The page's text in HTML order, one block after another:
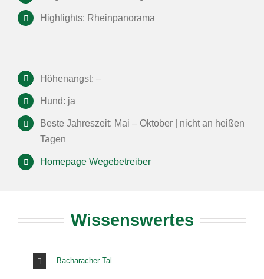
Highlights: Rheinpanorama
Höhenangst: –
Hund: ja
Beste Jahreszeit: Mai – Oktober | nicht an heißen
Tagen
Homepage Wegebetreiber
Wissenswertes
Bacharacher Tal